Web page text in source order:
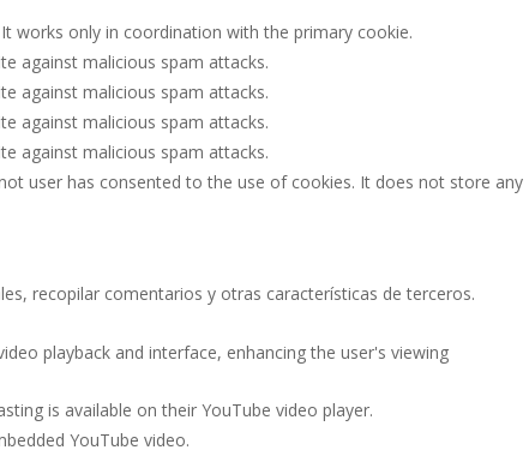
works only in coordination with the primary cookie.
against malicious spam attacks.
against malicious spam attacks.
against malicious spam attacks.
against malicious spam attacks.
user has consented to the use of cookies. It does not store any
recopilar comentarios y otras características de terceros.
playback and interface, enhancing the user's viewing
is available on their YouTube video player.
YouTube video.